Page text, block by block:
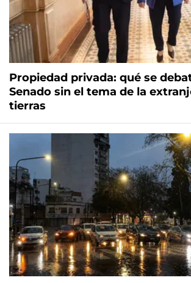
Propiedad privada: qué se
Senado sin el tema de la
tierras